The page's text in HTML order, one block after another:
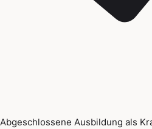
Abgeschlossene Ausbildung als